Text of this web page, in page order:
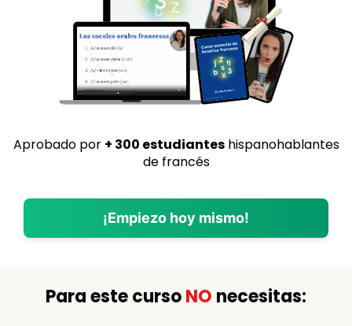
Aprobado por + 300 estudianteshispanohablantes
de francés
¡Empiezo hoy mismo!
Para este cursoNO necesitas: